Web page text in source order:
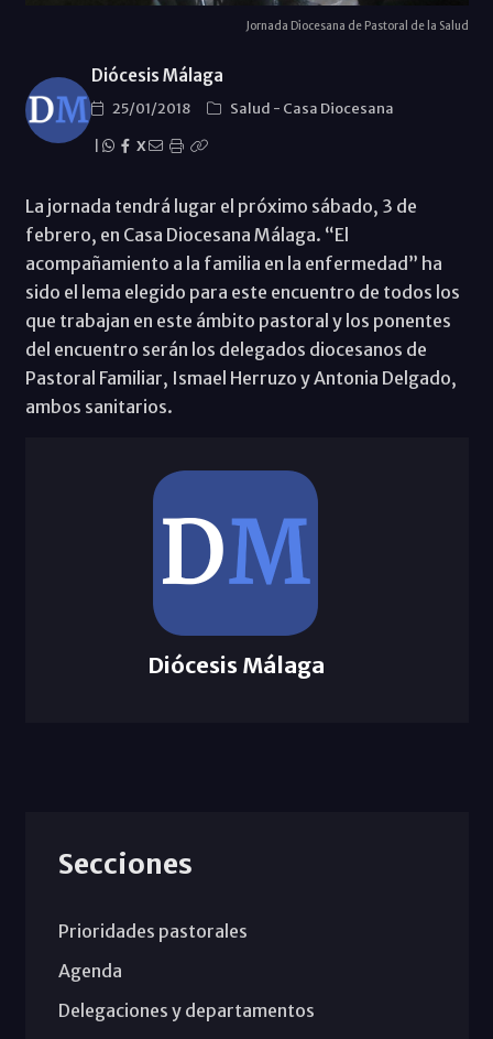
Jornada Diocesana de Pastoral de la Salud
Diócesis Málaga
25/01/2018 Salud - Casa Diocesana
X
La jornada tendrá lugar el próximo sábado, 3 de
febrero, en Casa Diocesana Málaga. “El
acompañamiento a la familia en la enfermedad” ha
sido el lema elegido para este encuentro de todos los
que trabajan en este ámbito pastoral y los ponentes
del encuentro serán los delegados diocesanos de
Pastoral Familiar, Ismael Herruzo y Antonia Delgado,
ambos sanitarios.
Diócesis Málaga
Secciones
Prioridades pastorales
Agenda
Delegaciones y departamentos